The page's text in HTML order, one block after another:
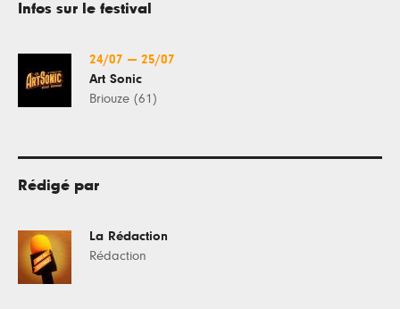
Infos sur le festival
24/07 — 25/07
Art Sonic
Briouze (61)
Rédigé par
La Rédaction
Rédaction